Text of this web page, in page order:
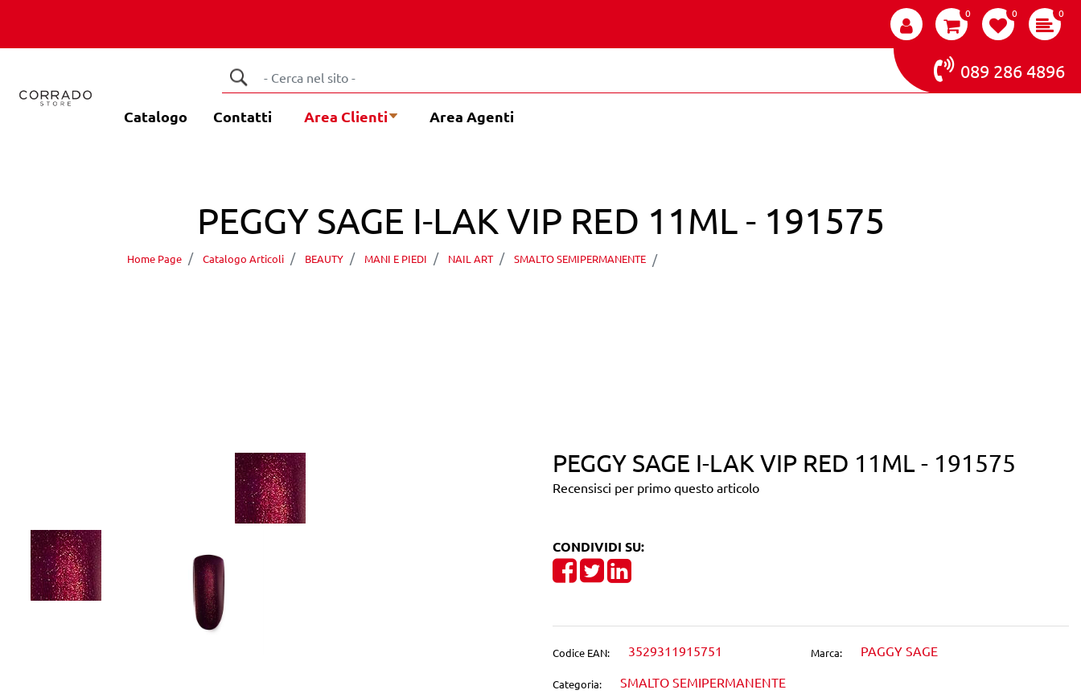
0 0 0
089 286 4896
Catalogo Contatti Area Clienti Area Agenti
PEGGY SAGE I-LAK VIP RED 11ML - 191575
Home Page Catalogo Articoli BEAUTY MANI E PIEDI NAIL ART SMALTO SEMIPERMANENTE
PEGGY SAGE I-LAK VIP RED 11ML - 191575
Recensisci per primo questo articolo
CONDIVIDI SU:
Share on Facebook
TweetShare on LinkedIn
Codice EAN: 3529311915751
Categoria: SMALTO SEMIPERMANENTE
Marca: PAGGY SAGE